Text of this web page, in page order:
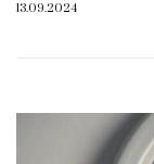
13.09.2024